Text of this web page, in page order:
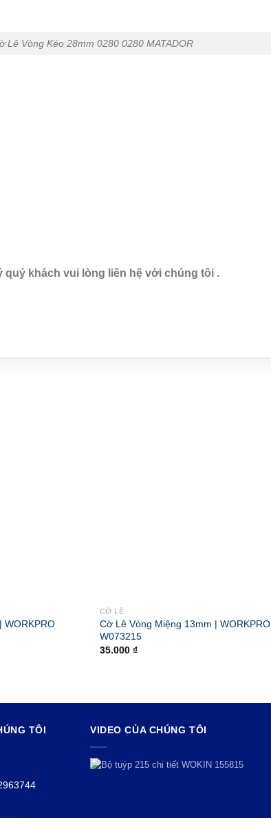
Lê Vòng Kéo 28mm 0280 0280 MATADOR
khách vui lòng liên hệ với chúng tôi .
WORKPRO
CỜ LÊ
Cờ Lê Vòng Miệng 13mm | WORKPRO
W073215
35.000 ₫
TÔI VIDEO CỦA CHÚNG TÔI